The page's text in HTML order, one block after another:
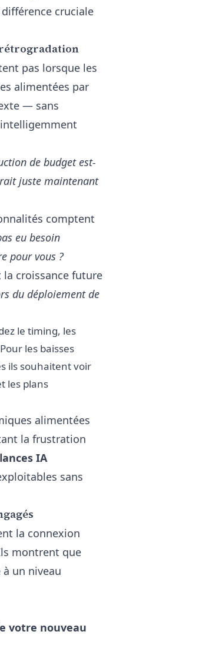
cruciale
rétrogradation
pas lorsque les
alimentées par
— sans
de budget est-
juste maintenant
comptent
eu besoin
pour vous ?
la croissance future
du déploiement de
le timing, les
les baisses
ils souhaitent voir
les plans
alimentées
la frustration
IA
sans
la connexion
montrent que
un niveau
votre nouveau